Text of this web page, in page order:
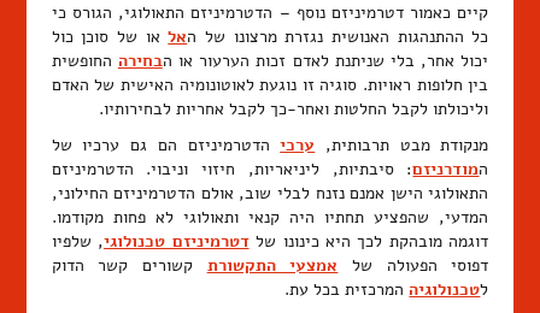
קיים כאמור דטרמיניזם נוסף – הדטרמיניזם התאולוגי, הגורס כי
כל ההתנהגות האנושית נגזרת מרצונו של האלאו של סוכן כול
יכול אחר, בלי שניתנת לאדם זכות הערעור או הבחירה החופשית
בין חלופות ראויות. סוגיה זו נוגעת לאוטונומיה האישית של האדם
וליכולתו לקבל החלטות ואחר-כך לקבל אחריות לבחירותיו.
מנקודת מבט תרבותית, ערכיהדטרמיניזם הם גם ערכיו של
המודרניזם: סיבתיות, ליניאריות, חיזוי וניבוי. הדטרמיניזם
התאולוגי הישן אמנם נזנח לבלי שוב, אולם הדטרמיניזם החילוני,
המדעי, שהפציע תחתיו היה קנאי ותאולוגי לא פחות מקודמו.
דוגמה מובהקת לכך היא כינונו שלדטרמיניזם טכנולוגי, שלפיו
דפוסי הפעולה של אמצעי התקשורת קשורים קשר הדוק
לטכנולוגיה המרכזית בכל עת.